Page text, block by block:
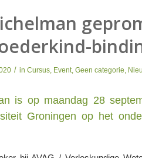
/ in Cursus, Event, Geen categorie,
is op maandag 28
Groningen op het